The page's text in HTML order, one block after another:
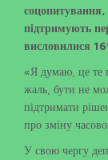
підтримують
висловилися
«Я думаю, це те
жаль, бути не
підтримати
про зміну
У свою чергу